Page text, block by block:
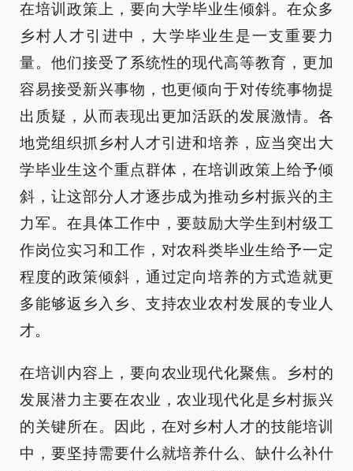
在培训政策上，要向大学毕业生倾斜。在众多
乡村人才引进中，大学毕业生是一支重要力
量。他们接受了系统性的现代高等教育，更加
容易接受新兴事物，也更倾向于对传统事物提
出质疑，从而表现出更加活跃的发展激情。各
地党组织抓乡村人才引进和培养，应当突出大
学毕业生这个重点群体，在培训政策上给予倾
斜，让这部分人才逐步成为推动乡村振兴的主
力军。在具体工作中，要鼓励大学生到村级工
作岗位实习和工作，对农科类毕业生给予一定
程度的政策倾斜，通过定向培养的方式造就更
多能够返乡入乡、支持农业农村发展的专业人
才。
在培训内容上，要向农业现代化聚焦。乡村的
发展潜力主要在农业，农业现代化是乡村振兴
的关键所在。因此，在对乡村人才的技能培训
中，要坚持需要什么就培养什么、缺什么补什